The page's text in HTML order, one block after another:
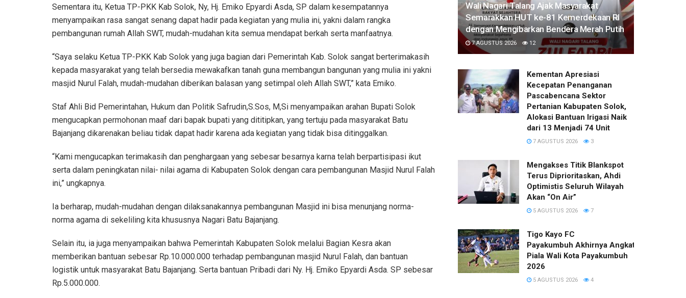
Sementara itu, Ketua TP-PKK Kab Solok, Ny, Hj. Emiko Epyardi Asda, SP dalam kesempatannya
menyampaikan rasa sangat senang dapat hadir pada kegiatan yang mulia ini, yakni dalam rangka
pembangunan rumah Allah SWT, mudah-mudahan kita semua mendapat berkah serta manfaatnya.
“Saya selaku Ketua TP-PKK Kab Solok yang juga bagian dari Pemerintah Kab. Solok sangat berterimakasih
kepada masyarakat yang telah bersedia mewakafkan tanah guna membangun bangunan yang mulia ini yakni
masjid Nurul Falah, mudah-mudahan diberikan balasan yang setimpal oleh Allah SWT,” kata Emiko.
Staf Ahli Bid Pemerintahan, Hukum dan Politik Safrudin,S.Sos, M,Si menyampaikan arahan Bupati Solok
mengucapkan permohonan maaf dari bapak bupati yang dititipkan, yang tertuju pada masyarakat Batu
Bajanjang dikarenakan beliau tidak dapat hadir karena ada kegiatan yang tidak bisa ditinggalkan.
“Kami mengucapkan terimakasih dan penghargaan yang sebesar besarnya karna telah berpartisipasi ikut
serta dalam peningkatan nilai- nilai agama di Kabupaten Solok dengan cara pembangunan Masjid Nurul Falah
ini,” ungkapnya.
Ia berharap, mudah-mudahan dengan dilaksanakannya pembangunan Masjid ini bisa menunjang norma-
norma agama di sekeliling kita khususnya Nagari Batu Bajanjang.
Selain itu, ia juga menyampaikan bahwa Pemerintah Kabupaten Solok melalui Bagian Kesra akan
memberikan bantuan sebesar Rp.10.000.000 terhadap pembangunan masjid Nurul Falah, dan bantuan
logistik untuk masyarakat Batu Bajanjang. Serta bantuan Pribadi dari Ny. Hj. Emiko Epyardi Asda. SP sebesar
Rp.5.000.000.
Wali Nagari Talang Ajak Masyarakat
Semarakkan HUT ke-81 Kemerdekaan RI
dengan Mengibarkan Bendera Merah Putih
7 AGUSTUS 2026 12
Kementan Apresiasi
Kecepatan Penanganan
Pascabencana Sektor
Pertanian Kabupaten Solok,
Alokasi Bantuan Irigasi Naik
dari 13 Menjadi 74 Unit
7 AGUSTUS 2026 3
Mengakses Titik Blankspot
Terus Diprioritaskan, Ahdi
Optimistis Seluruh Wilayah
Akan “On Air”
5 AGUSTUS 2026 7
Tigo Kayo FC
Payakumbuh Akhirnya Angkat Trofi
Piala Wali Kota Payakumbuh
2026
5 AGUSTUS 2026 4